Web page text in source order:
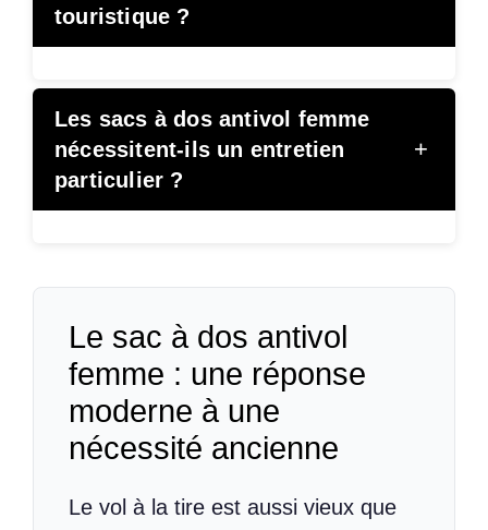
touristique ?
Les sacs à dos antivol femme
nécessitent-ils un entretien
particulier ?
+
Le sac à dos antivol
femme : une réponse
moderne à une
nécessité ancienne
Le vol à la tire est aussi vieux que